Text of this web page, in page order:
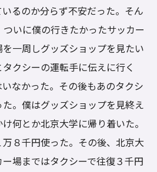
るのか分らず不安だった。そん
いに僕の行きたかったサッカー
一周しグッズショップを見たい
クシーの運転手に伝えに行く
なかった。その後もあのタクシ
。僕はグッズショップを見終え
何とか北京大学に帰り着いた。
８千円使った。その後、北京大
場まではタクシーで往復３千円